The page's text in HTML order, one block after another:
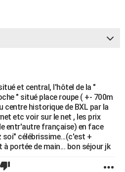
et central, l'hôtel de la "
" situé place roupe ( +- 700m
centre historique de BXL par la
etc voir sur le net , les prix
entr'autre française) en face
célébrissime...(c'est +
portée de main... bon séjour jk